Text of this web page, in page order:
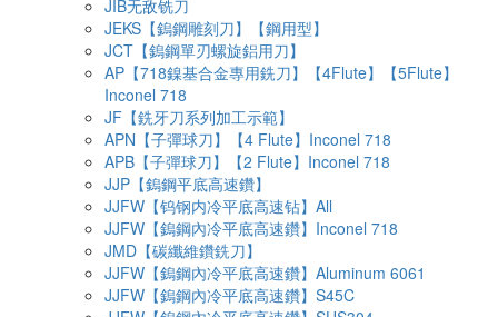
JIB无敌铣刀
JEKS【鎢鋼雕刻刀】【鋼用型】
JCT【鎢鋼單刃螺旋鋁用刀】
AP【718鎳基合金專用銑刀】【4Flute】【5Flute】
Inconel 718
JF【銑牙刀系列加工示範】
APN【子彈球刀】【4 Flute】Inconel 718
APB【子彈球刀】【2 Flute】Inconel 718
JJP【鎢鋼平底高速鑽】
JJFW【钨钢内冷平底高速钻】All
JJFW【鎢鋼內冷平底高速鑽】Inconel 718
JMD【碳纖維鑽銑刀】
JJFW【鎢鋼內冷平底高速鑽】Aluminum 6061
JJFW【鎢鋼內冷平底高速鑽】S45C